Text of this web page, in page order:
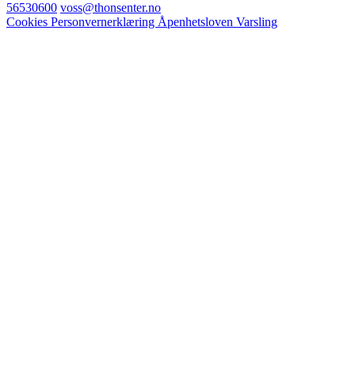
56530600 voss@thonsenter.no
Cookies Personvernerklæring Åpenhetsloven Varsling